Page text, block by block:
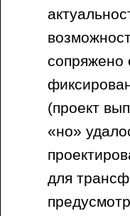
сопряжено
(проект
«но»
для